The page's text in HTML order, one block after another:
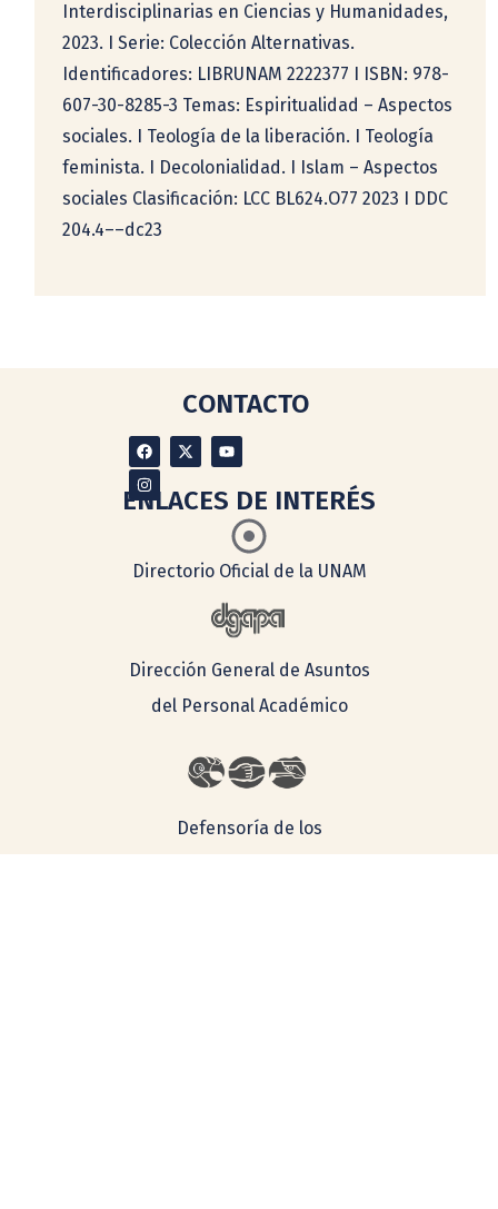
Interdisciplinarias en Ciencias y Humanidades,
2023. I Serie: Colección Alternativas.
Identificadores: LIBRUNAM 2222377 I ISBN: 978-
607-30-8285-3 Temas: Espiritualidad – Aspectos
sociales. I Teología de la liberación. I Teología
feminista. I Decolonialidad. I Islam – Aspectos
sociales Clasificación: LCC BL624.O77 2023 I DDC
204.4––dc23
CONTACTO
ENLACES DE INTERÉS
Directorio Oficial de la UNAM
Dirección General de Asuntos
del Personal Académico
Defensoría de los